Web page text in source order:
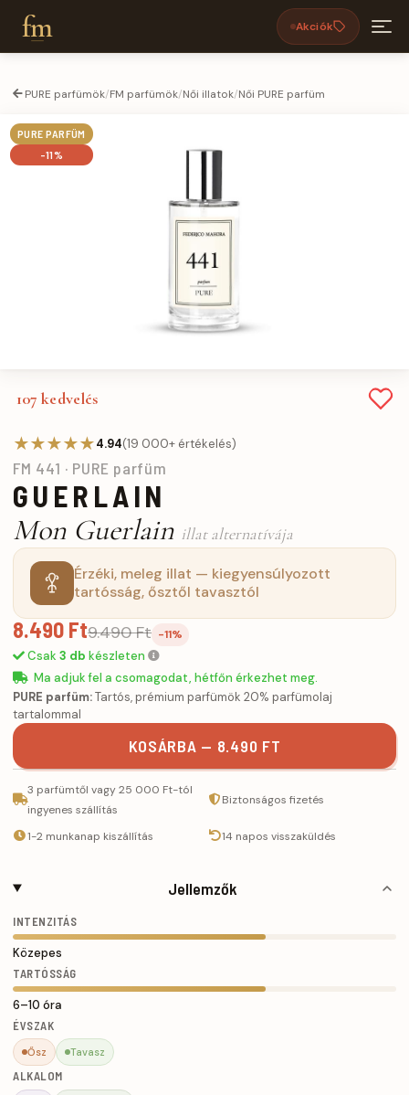
fm Akciók
PURE parfümök/FM parfümök/Női illatok/Női PURE parfüm
PURE PARFÜM
-11%
107 kedvelés
★★★★★4.94(19 000+ értékelés)
FM 441 · PURE parfüm
GUERLAIN
Mon Guerlain illat alternatívája
Érzéki, meleg illat — kiegyensúlyozott
tartósság, ősztől tavasztól
8.490 Ft9.490 Ft -11%
Csak 3 db készleten
Ma adjuk fel a csomagodat, hétfőn érkezhet meg.
PURE parfüm:Tartós, prémium parfümök 20% parfümolaj
tartalommal
KOSÁRBA — 8.490 FT
3 parfümtől vagy 25 000 Ft-tól
ingyenes szállítás
Biztonságos fizetés
1-2 munkanap kiszállítás 14 napos visszaküldés
Jellemzők
INTENZITÁS
Közepes
TARTÓSSÁG
6–10 óra
ÉVSZAK
Ősz Tavasz
ALKALOM